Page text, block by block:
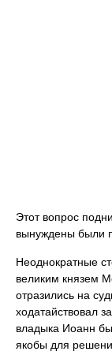
Этот вопрос
вынуждены были
Неоднократные
великим князем
отразились на
ходатайствовал
владыка Иоанн
якобы для